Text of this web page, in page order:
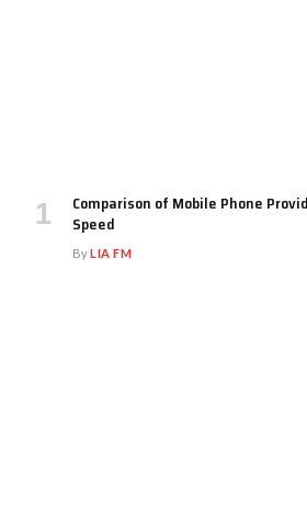
Comparison of Mobile Phone
Speed
ByLIA FM